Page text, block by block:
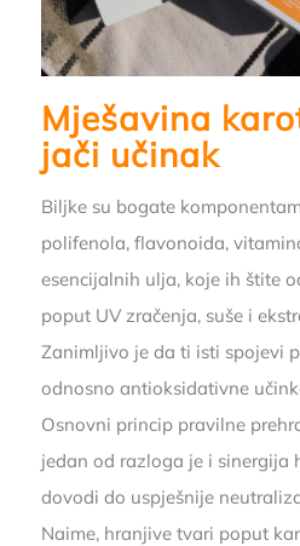
Mješavina
jači učinak
Biljke su bogate
polifenola, flavonoida,
esencijalnih ulja, koje ih štite
poput UV zračenja, suše i
Zanimljivo je da ti isti spojevi
odnosno antioksidativne
Osnovni princip pravilne
jedan od razloga je i sinergija
dovodi do uspješnije
Naime, hranjive tvari poput